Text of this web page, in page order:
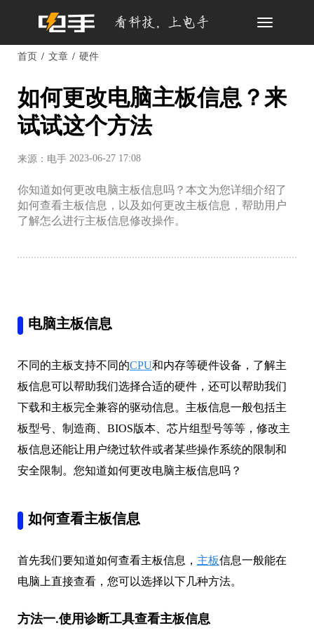
Toggle
首页 文章 硬件
如何更改电脑主板信息？来
试试这个方法
来源：电手 2023-06-27 17:08
你知道如何更改电脑主板信息吗？本文为您详细介绍了
如何查看主板信息，以及如何更改主板信息，帮助用户
了解怎么进行主板信息修改操作。
电脑主板信息
不同的主板支持不同的CPU和内存等硬件设备，了解主
板信息可以帮助我们选择合适的硬件，还可以帮助我们
下载和主板完全兼容的驱动信息。主板信息一般包括主
板型号、制造商、BIOS版本、芯片组型号等等，修改主
板信息还能让用户绕过软件或者某些操作系统的限制和
安全限制。您知道如何更改电脑主板信息吗？
如何查看主板信息
首先我们要知道如何查看主板信息， 主板信息一般能在
电脑上直接查看，您可以选择以下几种方法。
方法一.使用诊断工具查看主板信息